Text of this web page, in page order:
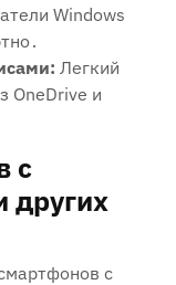
Windows
Легкий
OneDrive и
с
других
с